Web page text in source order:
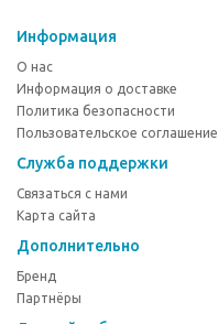
Информация
О нас
Информация о доставке
Политика безопасности
Пользовательское соглашение
Служба поддержки
Связаться с нами
Карта сайта
Дополнительно
Бренд
Партнёры